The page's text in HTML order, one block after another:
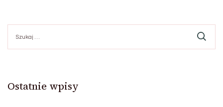
Ostatnie wpisy